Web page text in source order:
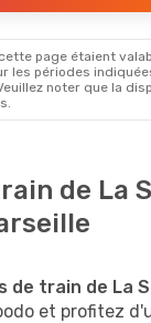
page étaient
les périodes
noter que la
de La
de train de La
et profitez